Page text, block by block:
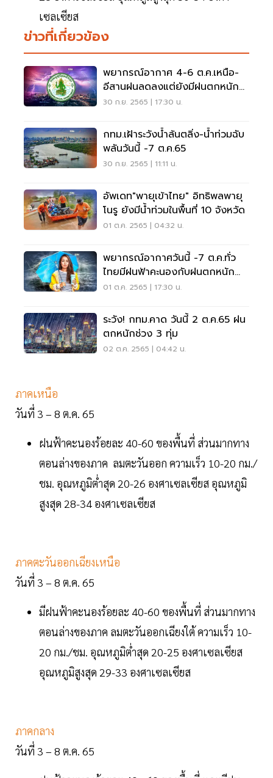
เซลเซียส
ข่าวที่เกี่ยวข้อง
พยากรณ์อากาศ 4-6 ต.ค.เหนือ-
อีสานฝนลดลงแต่ยังมีฝนตกหนัก
บางแห่ง
30 ก.ย. 2565 | 17:30 น.
กทม.เฝ้าระวังน้ำล้นตลิ่ง-น้ำท่วมฉับ
พลันวันนี้ -7 ต.ค.65
30 ก.ย. 2565 | 11:11 น.
อัพเดท"พายุเข้าไทย" อิทธิพลพายุ
โนรู ยังมีน้ำท่วมในพื้นที่ 10 จังหวัด
01 ต.ค. 2565 | 04:32 น.
พยากรณ์อากาศวันนี้ -7 ต.ค.ทั่ว
ไทยมีฝนฟ้าคะนองกับฝนตกหนัก
บางแห่ง
01 ต.ค. 2565 | 17:30 น.
ระวัง! กทม.คาด วันนี้ 2 ต.ค.65 ฝน
ตกหนักช่วง 3 ทุ่ม
02 ต.ค. 2565 | 04:42 น.
ภาคเหนือ
วันที่ 3 – 8 ต.ค. 65
ฝนฟ้าคะนองร้อยละ 40-60 ของพื้นที่ ส่วนมากทาง
ตอนล่างของภาค ลมตะวันออก ความเร็ว 10-20 กม./
ชม. อุณหภูมิต่ำสุด 20-26 องศาเซลเซียส อุณหภูมิ
สูงสุด 28-34 องศาเซลเซียส
ภาคตะวันออกเฉียงเหนือ
วันที่ 3 – 8 ต.ค. 65
มีฝนฟ้าคะนองร้อยละ 40-60 ของพื้นที่ ส่วนมากทาง
ตอนล่างของภาค ลมตะวันออกเฉียงใต้ ความเร็ว 10-
20 กม./ชม. อุณหภูมิต่ำสุด 20-25 องศาเซลเซียส
อุณหภูมิสูงสุด 29-33 องศาเซลเซียส
ภาคกลาง
วันที่ 3 – 8 ต.ค. 65